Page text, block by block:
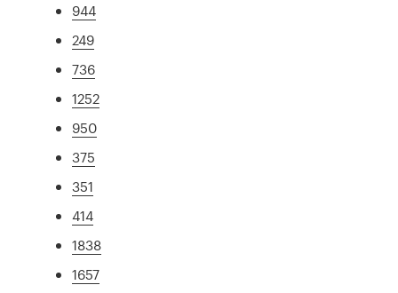
944
249
736
1252
950
375
351
414
1838
1657